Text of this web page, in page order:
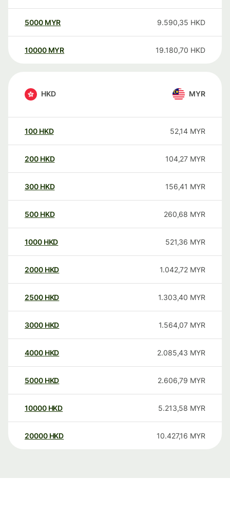
5000 MYR 9.590,35 HKD
10000 MYR 19.180,70 HKD
HKD MYR
100 HKD 52,14 MYR
200 HKD 104,27 MYR
300 HKD 156,41 MYR
500 HKD 260,68 MYR
1000 HKD 521,36 MYR
2000 HKD 1.042,72 MYR
2500 HKD 1.303,40 MYR
3000 HKD 1.564,07 MYR
4000 HKD 2.085,43 MYR
5000 HKD 2.606,79 MYR
10000 HKD 5.213,58 MYR
20000 HKD 10.427,16 MYR